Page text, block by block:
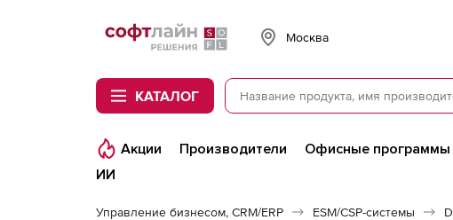
Softline
Москва
КАТАЛОГ
Акции Производители Офисные программы
ИИ
Управление бизнесом, CRM/ERP ESM/CSP-системы